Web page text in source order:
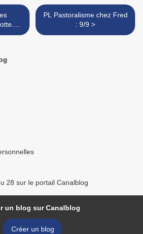
PL Pastoralisme chez Fred
: 9/9 >
28 sur le portail Canalblog
un blog sur Canalblog
Créer un blog